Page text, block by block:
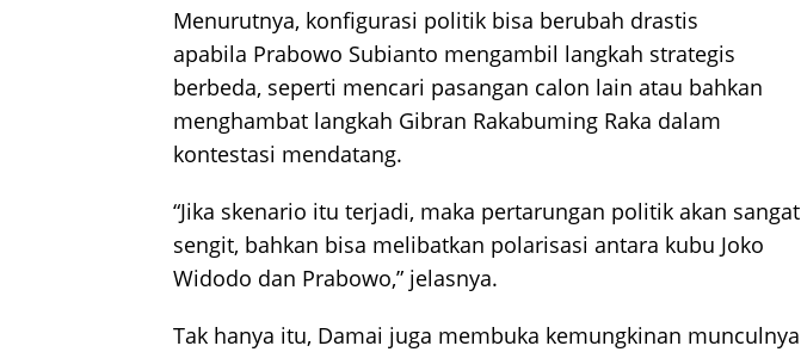
Menurutnya, konfigurasi politik bisa berubah drastis
apabila Prabowo Subianto mengambil langkah strategis
berbeda, seperti mencari pasangan calon lain atau bahkan
menghambat langkah Gibran Rakabuming Raka dalam
kontestasi mendatang.
“Jika skenario itu terjadi, maka pertarungan politik akan sangat
sengit, bahkan bisa melibatkan polarisasi antara kubu Joko
Widodo dan Prabowo,” jelasnya.
Tak hanya itu, Damai juga membuka kemungkinan munculnya